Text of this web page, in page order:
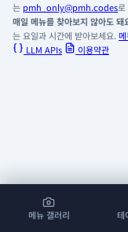
메뉴 갤러리 테
는 pmh_only@pmh.codes
매일 메뉴를 찾아보지 않아도 돼
는 요일과 시간에 받아보세요.
LLM APIs
이용약관